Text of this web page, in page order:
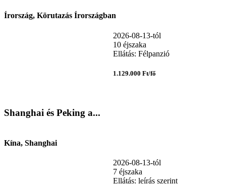
Írország, Körutazás Írországban
2026-08-13-tól
10 éjszaka
Ellátás: Félpanzió
1.129.000 Ft/fő
Shanghai és Peking a...
Kína, Shanghai
2026-08-13-tól
7 éjszaka
Ellátás: leírás szerint